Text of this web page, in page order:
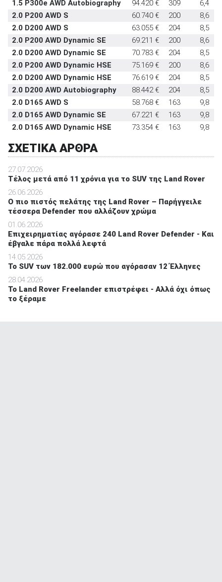
1.5 P300e AWD Autobiography 94.420 € 309
6,4
2.0 P200 AWD S
60.740 € 200
8,6
2.0 D200 AWD S
63.055 € 204
8,5
2.0 P200 AWD Dynamic SE
69.211 € 200
8,6
2.0 D200 AWD Dynamic SE
70.783 € 204
8,5
2.0 P200 AWD Dynamic HSE
75.169 € 200
8,6
2.0 D200 AWD Dynamic HSE
76.619 € 204
8,5
2.0 D200 AWD Autobiography
88.442 € 204
8,5
2.0 D165 AWD S
58.768 € 163
9,8
2.0 D165 AWD Dynamic SE
67.221 € 163
9,8
2.0 D165 AWD Dynamic HSE
73.354 € 163 9,8
ΣΧΕΤΙΚΑ ΑΡΘΡΑ
27.07.2026
Τέλος μετά από 11 χρόνια για το SUV της Land Rover
26.06.2026
O πιο πιστός πελάτης της Land Rover – Παρήγγειλε
τέσσερα Defender που αλλάζουν χρώμα
01.06.2026
Επιχειρηματίας αγόρασε 240 Land Rover Defender - Και
έβγαλε πάρα πολλά λεφτά
14.05.2026
To SUV των 182.000 ευρώ που αγόρασαν 12 Έλληνες
28.04.2026
Το Land Rover Freelander επιστρέφει - Αλλά όχι όπως
το ξέραμε